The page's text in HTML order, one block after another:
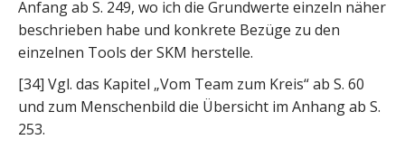
Anfang ab S. 249, wo ich die Grundwerte einzeln näher
beschrieben habe und konkrete Bezüge zu den
einzelnen Tools der SKM herstelle.
[34] Vgl. das Kapitel „Vom Team zum Kreis“ ab S. 60
und zum Menschenbild die Übersicht im Anhang ab S.
253.